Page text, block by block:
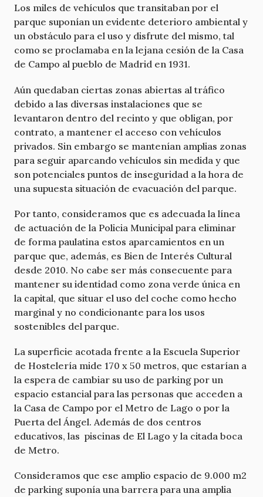
Los miles de vehículos que transitaban por el
parque suponían un evidente deterioro ambiental y
un obstáculo para el uso y disfrute del mismo, tal
como se proclamaba en la lejana cesión de la Casa
de Campo al pueblo de Madrid en 1931.
Aún quedaban ciertas zonas abiertas al tráfico
debido a las diversas instalaciones que se
levantaron dentro del recinto y que obligan, por
contrato, a mantener el acceso con vehículos
privados. Sin embargo se mantenían amplias zonas
para seguir aparcando vehículos sin medida y que
son potenciales puntos de inseguridad a la hora de
una supuesta situación de evacuación del parque.
Por tanto, consideramos que es adecuada la línea
de actuación de la Policia Municipal para eliminar
de forma paulatina estos aparcamientos en un
parque que, además, es Bien de Interés Cultural
desde 2010. No cabe ser más consecuente para
mantener su identidad como zona verde única en
la capital, que situar el uso del coche como hecho
marginal y no condicionante para los usos
sostenibles del parque.
La superficie acotada frente a la Escuela Superior
de Hostelería mide 170 x 50 metros, que estarían a
la espera de cambiar su uso de parking por un
espacio estancial para las personas que acceden a
la Casa de Campo por el Metro de Lago o por la
Puerta del Ángel. Además de dos centros
educativos, las piscinas de El Lago y la citada boca
de Metro.
Consideramos que ese amplio espacio de 9.000 m2
de parking suponía una barrera para una amplia